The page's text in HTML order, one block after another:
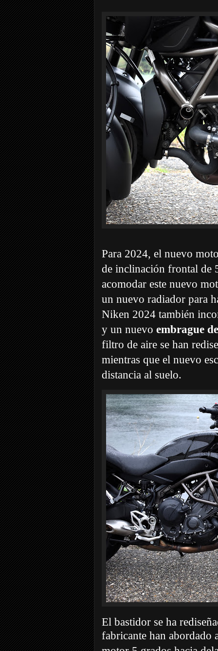
Para 2024, el nuevo
de inclinación frontal de
acomodar este nuevo
un nuevo radiador para
Niken 2024 también
y un nuevo embrague
filtro de aire se han
mientras que el nuevo
distancia al suelo.
El bastidor se ha
fabricante han